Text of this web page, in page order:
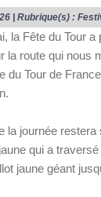
| Rubrique(s) :
la Fête du Tour
la route qui nous
du Tour de
la journée
qui a
jaune géant